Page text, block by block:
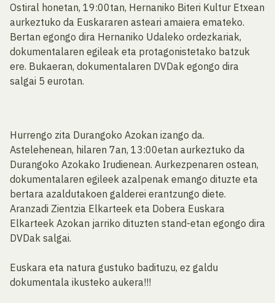
Ostiral honetan, 19:00tan, Hernaniko Biteri Kultur Etxean
aurkeztuko da Euskararen asteari amaiera emateko.
Bertan egongo dira Hernaniko Udaleko ordezkariak,
dokumentalaren egileak eta protagonistetako batzuk
ere. Bukaeran, dokumentalaren DVDak egongo dira
salgai 5 eurotan.
Hurrengo zita Durangoko Azokan izango da.
Astelehenean, hilaren 7an, 13:00etan aurkeztuko da
Durangoko Azokako Irudienean. Aurkezpenaren ostean,
dokumentalaren egileek azalpenak emango dituzte eta
bertara azaldutakoen galderei erantzungo diete.
Aranzadi Zientzia Elkarteek eta Dobera Euskara
Elkarteek Azokan jarriko dituzten stand-etan egongo dira
DVDak salgai.
Euskara eta natura gustuko badituzu, ez galdu
dokumentala ikusteko aukera!!!